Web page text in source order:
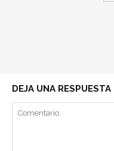
DEJA UNA RESPUESTA